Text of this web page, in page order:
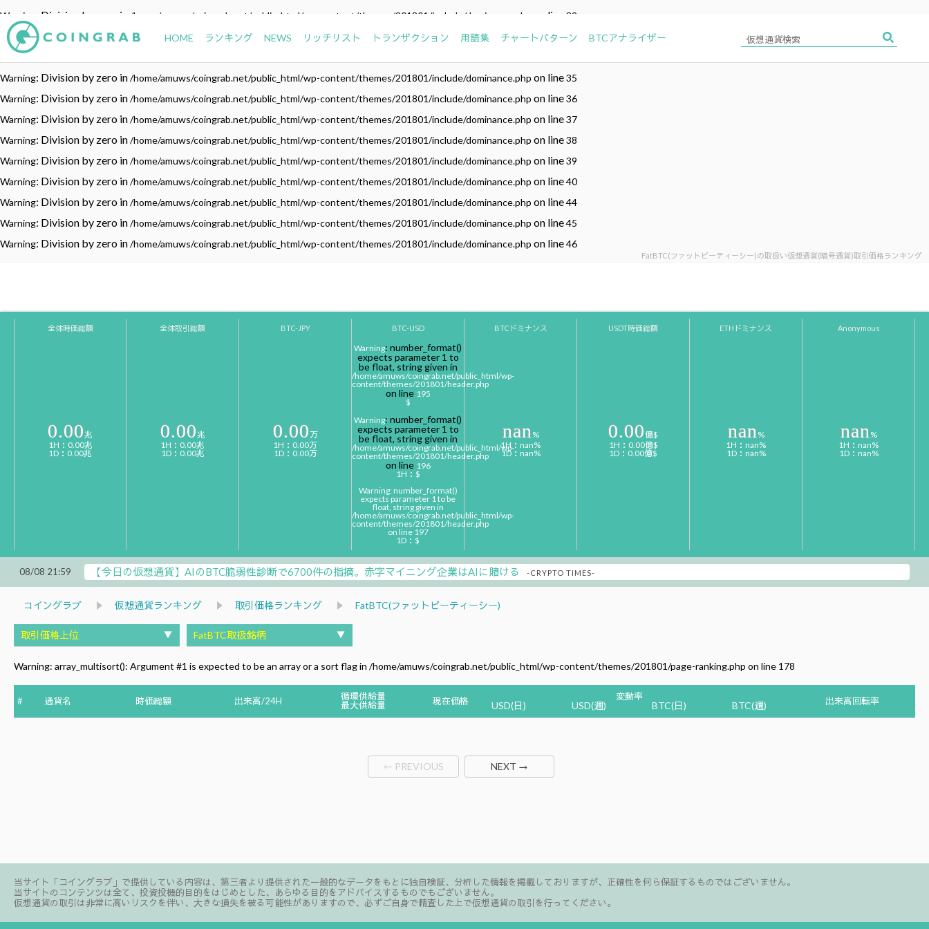
Warning : Division by zero in /home/amuws/coingrab.net/public_html/wp-content/themes/201801/include/dominance.php on line 32
Warning: Division by zero in /home/amuws/coingrab.net/public_html/wp-content/themes/201801/include/dominance.php on line33
Warning
Warning: Division by zero in/home/amuws/coingrab.net/public_html/wp-content/themes/201801/include/dominance.php on line35
Warning: Division by zero in/home/amuws/coingrab.net/public_html/wp-content/themes/201801/include/dominance.php on line36
Warning: Division by zero in/home/amuws/coingrab.net/public_html/wp-content/themes/201801/include/dominance.php on line37
Warning: Division by zero in/home/amuws/coingrab.net/public_html/wp-content/themes/201801/include/dominance.php on line38
Warning: Division by zero in/home/amuws/coingrab.net/public_html/wp-content/themes/201801/include/dominance.php on line39
Warning: Division by zero in/home/amuws/coingrab.net/public_html/wp-content/themes/201801/include/dominance.php on line40
Warning: Division by zero in/home/amuws/coingrab.net/public_html/wp-content/themes/201801/include/dominance.php on line44
Warning: Division by zero in/home/amuws/coingrab.net/public_html/wp-content/themes/201801/include/dominance.php on line45
Warning: Division by zero in/home/amuws/coingrab.net/public_html/wp-content/themes/201801/include/dominance.php on line46
FatBTC(ファットビーティーシー)の取扱い仮想通貨(暗号通貨)取引価格ランキング
HOME ランキング NEWS リッチリスト トランザクション 用語集 チャートパターン BTCアナライザー
全体時価総額 全体取引総額 BTC-JPY BTC-USD BTCドミナンス USDT時価総額 ETHドミナンス Anonymous
0.00兆
1H：0.00兆
1D：0.00兆
0.00兆
1H：0.00兆
1D：0.00兆
0.00万
1H：0.00万
1D：0.00万
Warning: number_format()
expects parameter 1 to
be float, string given in
/home/amuws/coingrab.net/public_html/wp-
content/themes/201801/header.php
on line 195
$
Warning: number_format()
expects parameter 1 to
be float, string given in
/home/amuws/coingrab.net/public_html/wp-
content/themes/201801/header.php
on line 196
1H：$
Warning: number_format()
expects parameter 1 to be
float, string given in
/home/amuws/coingrab.net/public_html/wp-
content/themes/201801/header.php
on line 197
1D：$
nan %
1H：nan%
1D：nan%
0.00 億$
1H：0.00億$
1D：0.00億$
nan %
1H：nan%
1D：nan%
nan %
1H：nan%
1D：nan%
08/08 21:59 【今日の仮想通貨】AIのBTC脆弱性診断で6700件の指摘。赤字マイニング企業はAIに賭ける -CRYPTO TIMES-
コイングラブ 仮想通貨ランキング 取引価格ランキング FatBTC(ファットビーティーシー)
取引価格上位 ▼ FatBTC取扱銘柄 ▼
Warning: array_multisort(): Argument #1 is expected to be an array or a sort flag in /home/amuws/coingrab.net/public_html/wp-content/themes/201801/page-ranking.php on line 178
# 通貨名 時価総額 出来高/24H
循環供給量
最大供給量
現在価格 変動率
USD(日) USD(週) BTC(日) BTC(週) 出来高回転率
← PREVIOUS NEXT →
当サイト「コイングラブ」で提供している内容は、第三者より提供された一般的なデータをもとに独自検証、分析した情報を掲載しておりますが、正確性を何ら保証するものではございません。
当サイトのコンテンツは全て、投資投機的目的をはじめとした、あらゆる目的をアドバイスするものでもございません。
仮想通貨の取引は非常に高いリスクを伴い、大きな損失を被る可能性がありますので、必ずご自身で精査した上で仮想通貨の取引を行ってください。